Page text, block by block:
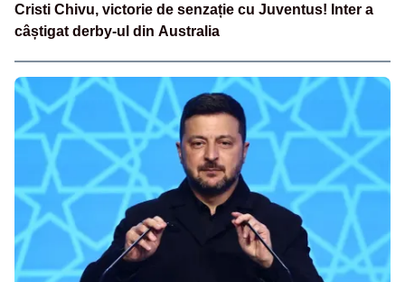
Cristi Chivu, victorie de senzație cu Juventus! Inter a
câștigat derby-ul din Australia